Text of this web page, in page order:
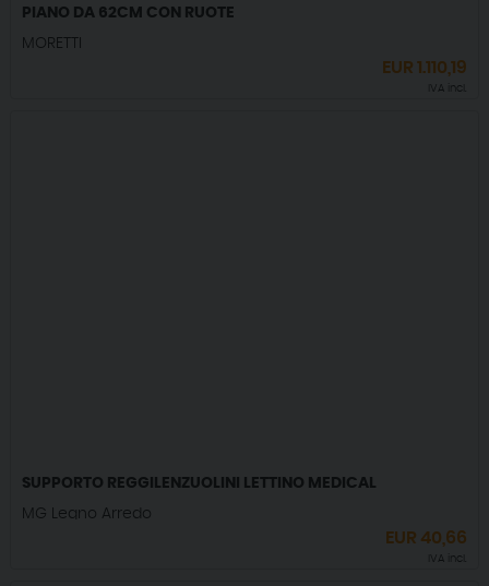
PIANO DA 62CM CON RUOTE
MORETTI
EUR1.110,19
IVA incl.
SUPPORTO REGGILENZUOLINI LETTINO MEDICAL
MG Legno Arredo
EUR 40,66
IVA incl.